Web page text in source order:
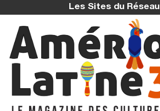
Les Sites du Réseau